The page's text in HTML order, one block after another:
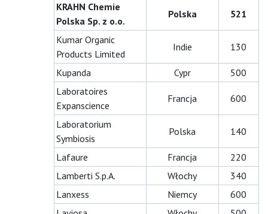
KRAHN Chemie
Polska Sp. z o.o.
Polska 521
Kumar Organic
Products Limited
Indie 130
Kupanda Cypr
500
Laboratoires
Expanscience
Francja 600
Laboratorium
Symbiosis
Polska 140
Lafaure Francja
220
Lamberti S.p.A.
Włochy
340
Lanxess
Niemcy
600